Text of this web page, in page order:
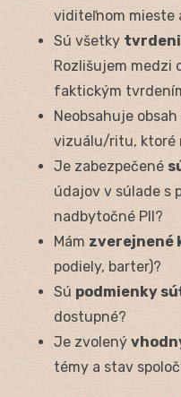
viditeľnom mieste
Sú všetky
Rozlišujem medzi
faktickým
Neobsahuje obsah
vizuálu/ritu, ktoré
Je zabezpečené
údajov v súlade s
nadbytočné PII?
Mám zverejnené
podiely, barter)?
Sú podmienky
dostupné?
Je zvolený
témy a stav